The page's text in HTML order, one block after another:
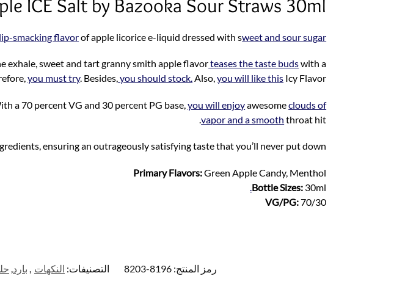
ICE Salt by Bazooka Sour Straws 30ml
smacking flavorof apple licorice e-liquid dressed with sweet and sour sugar!
exhale, sweet and tart granny smith apple flavorteases the taste budswith a
you must try. Besides,you should stock.Also,you will like this Icy Flavor.
a 70 percent VG and 30 percent PG base,you will enjoyawesomeclouds of
vapor and a smooth throat hit.
ensuring an outrageously satisfying taste that you’ll never put down.
Primary Flavors:Green Apple Candy, Menthol
Bottle Sizes: 30ml
VG/PG:70/30
رمز المنتج: 8196-8203 التصنيفات: النكهات , بارد,